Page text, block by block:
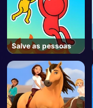
Salve as pessoas